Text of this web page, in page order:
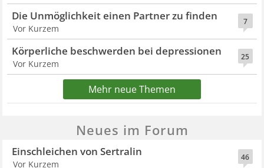
7
Die Unmöglichkeit einen Partner zu finden
Vor Kurzem
25
Körperliche beschwerden bei depressionen
Vor Kurzem
Mehr neue Themen
Neues im Forum
46
Einschleichen von Sertralin
Vor Kurzem